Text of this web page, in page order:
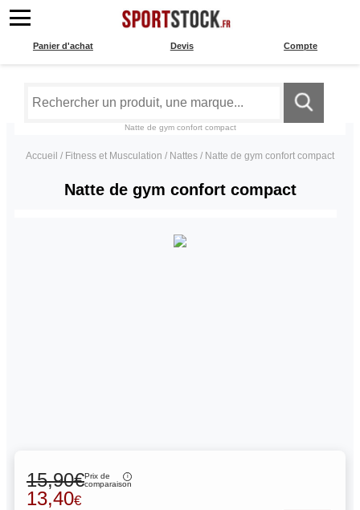
Compte
Devis
Panier d'achat
Natte de gym confort compact
Accueil / Fitness et Musculation / Nattes / Natte de gym confort compact
Natte de gym confort compact
15,90€Prix de
comparaison
13,40€